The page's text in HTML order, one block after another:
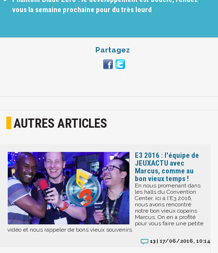
vous la semaine prochaine pour du très lourd
Partagez
AUTRES ARTICLES
E3 2016 : l'équipe de
JEUXACTU avec
Marcus, comme au
bon vieux temps !
En nous promenant dans
les halls du Convention
Center, ici à l'E3 2016,
nous avons rencontré
notre bon vieux copains
Marcus. On en a profité
pour vous faire une petite
vidéo et nous rappeler de bons vieux souvenirs.
13 | 17/06/2016, 10:14